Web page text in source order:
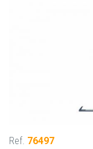
Ref. 76497